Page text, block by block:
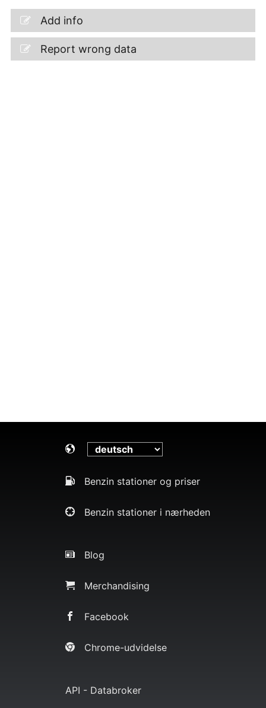
Add info
Report wrong data
Benzin stationer og priser
Benzin stationer i nærheden
Blog
Merchandising
Facebook
Chrome-udvidelse
API - Databroker